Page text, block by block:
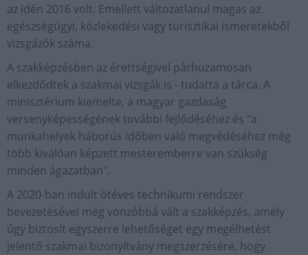
az idén 2016 volt. Emellett változatlanul magas az
egészségügyi, közlekedési vagy turisztikai ismeretekből
vizsgázók száma.
A szakképzésben az érettségivel párhuzamosan
elkezdődtek a szakmai vizsgák is - tudatta a tárca. A
minisztérium kiemelte, a magyar gazdaság
versenyképességének további fejlődéséhez és "a
munkahelyek háborús időben való megvédéséhez még
több kiválóan képzett mesteremberre van szükség
minden ágazatban".
A 2020-ban indult ötéves technikumi rendszer
bevezetésével még vonzóbbá vált a szakképzés, amely
úgy biztosít egyszerre lehetőséget egy megélhetést
jelentő szakmai bizonyítvány megszerzésére, hogy